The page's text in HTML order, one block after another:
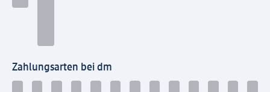
Zahlungsarten bei dm